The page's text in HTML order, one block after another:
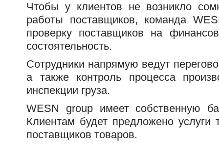
Чтобы у клиентов не возникло
работы поставщиков, команда
проверку поставщиков на
состоятельность.
Сотрудники напрямую ведут
а также контроль процесса
инспекции груза.
WESN group имеет собственную
Клиентам будет предложено услуги
поставщиков товаров.